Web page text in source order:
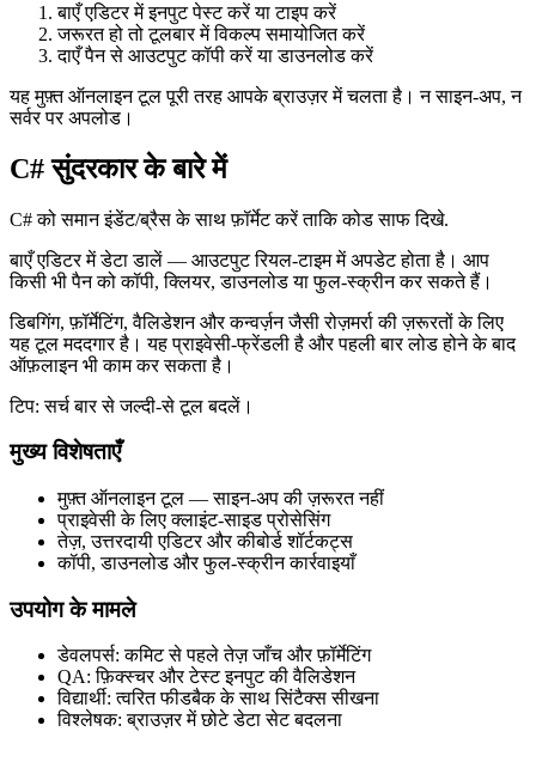
बाएँ एडिटर में इनपुट पेस्ट करें या टाइप करें
जरूरत हो तो टूलबार में विकल्प समायोजित करें
दाएँ पैन से आउटपुट कॉपी करें या डाउनलोड करें
यह मुफ़्त ऑनलाइन टूल पूरी तरह आपके ब्राउज़र में चलता है। न साइन‑अप, न
सर्वर पर अपलोड।
C# सुंदरकार के बारे में
C# को समान इंडेंट/ब्रैस के साथ फ़ॉर्मेट करें ताकि कोड साफ दिखे.
बाएँ एडिटर में डेटा डालें — आउटपुट रियल‑टाइम में अपडेट होता है। आप
किसी भी पैन को कॉपी, क्लियर, डाउनलोड या फुल‑स्क्रीन कर सकते हैं।
डिबगिंग, फ़ॉर्मेटिंग, वैलिडेशन और कन्वर्ज़न जैसी रोज़मर्रा की ज़रूरतों के लिए
यह टूल मददगार है। यह प्राइवेसी‑फ्रेंडली है और पहली बार लोड होने के बाद
ऑफ़लाइन भी काम कर सकता है।
टिप: सर्च बार से जल्दी‑से टूल बदलें।
मुख्य विशेषताएँ
मुफ़्त ऑनलाइन टूल — साइन‑अप की ज़रूरत नहीं
प्राइवेसी के लिए क्लाइंट‑साइड प्रोसेसिंग
तेज़, उत्तरदायी एडिटर और कीबोर्ड शॉर्टकट्स
कॉपी, डाउनलोड और फुल‑स्क्रीन कार्रवाइयाँ
उपयोग के मामले
डेवलपर्स: कमिट से पहले तेज़ जाँच और फ़ॉर्मेटिंग
QA: फ़िक्स्चर और टेस्ट इनपुट की वैलिडेशन
विद्यार्थी: त्वरित फीडबैक के साथ सिंटैक्स सीखना
विश्लेषक: ब्राउज़र में छोटे डेटा सेट बदलना